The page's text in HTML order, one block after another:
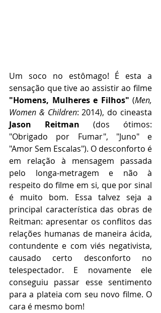
Um soco no estômago! É esta a
"Homens, Mulheres e Filhos" (Men,
Women & Children
Jason Reitman (dos ótimos:
"Obrigado por Fumar", "Juno" e
"Amor Sem Escalas"). O desconforto é
em relação à mensagem passada
pelo longa-metragem e não à
respeito do filme em si, que por sinal
é muito bom. Essa talvez seja a
principal característica das obras de
Reitman: apresentar os conflitos das
relações humanas de maneira ácida,
contundente e com viés negativista,
causado certo desconforto no
telespectador. E novamente ele
conseguiu passar esse sentimento
para a plateia com seu novo filme. O
cara é mesmo bom!